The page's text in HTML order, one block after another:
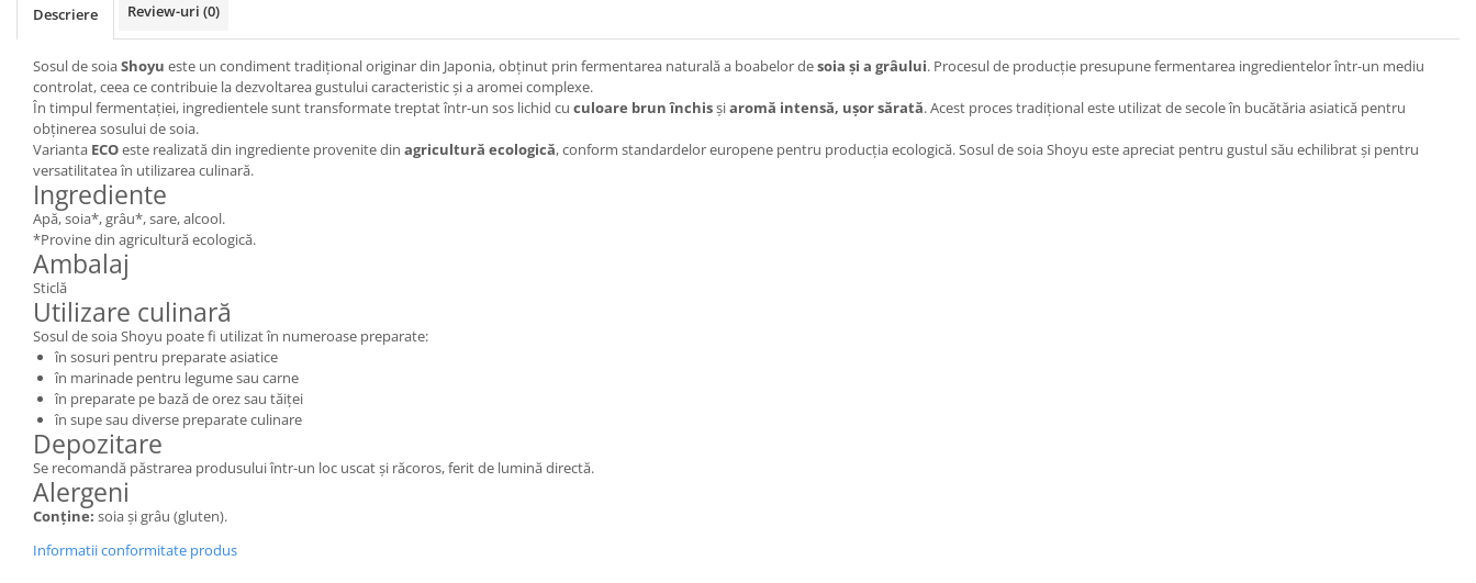
Descriere Review-uri (0)
Sosul de soiaShoyu este un condiment tradițional originar din Japonia, obținut prin fermentarea naturală a boabelor desoia și a grâului. Procesul de producție presupune fermentarea ingredientelor într-un mediu
controlat, ceea ce contribuie la dezvoltarea gustului caracteristic și a aromei complexe.
În timpul fermentației, ingredientele sunt transformate treptat într-un sos lichid cu culoare brun închisșiaromă intensă, ușor sărată. Acest proces tradițional este utilizat de secole în bucătăria asiatică pentru
obținerea sosului de soia.
Varianta ECOeste realizată din ingrediente provenite din agricultură ecologică, conform standardelor europene pentru producția ecologică. Sosul de soia Shoyu este apreciat pentru gustul său echilibrat și pentru
versatilitatea în utilizarea culinară.
Ingrediente
Apă, soia*, grâu*, sare, alcool.
*Provine din agricultură ecologică.
Ambalaj
Sticlă
Utilizare culinară
Sosul de soia Shoyu poate fi utilizat în numeroase preparate:
în sosuri pentru preparate asiatice
în marinade pentru legume sau carne
în preparate pe bază de orez sau tăiței
în supe sau diverse preparate culinare
Depozitare
Se recomandă păstrarea produsului într-un loc uscat și răcoros, ferit de lumină directă.
Alergeni
Conține: soia și grâu (gluten).
Informatii conformitate produs